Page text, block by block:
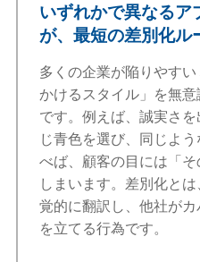
いずれかで異なるア
が、最短の差別化ル
多くの企業が陥りやす
かけるスタイル」を無
です。例えば、誠実さ
じ青色を選び、同じよ
べば、顧客の目には「
しまいます。差別化と
覚的に翻訳し、他社が
を立てる行為です。